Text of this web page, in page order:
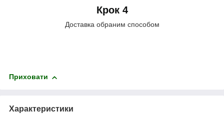
Крок 4
Доставка обраним способом
Приховати
Характеристики